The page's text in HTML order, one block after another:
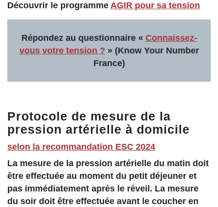
Découvrir le programme AGIR pour sa tension
Répondez au questionnaire « Connaissez-
vous votre tension ? » (Know Your Number
France)
Protocole de mesure de la
pression artérielle à domicile
selon la recommandation ESC 2024
La mesure de la pression artérielle du matin doit
être effectuée au moment du petit déjeuner et
pas immédiatement après le réveil. La mesure
du soir doit être effectuée avant le coucher en